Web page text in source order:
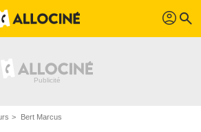
profil search
Bert Marcus